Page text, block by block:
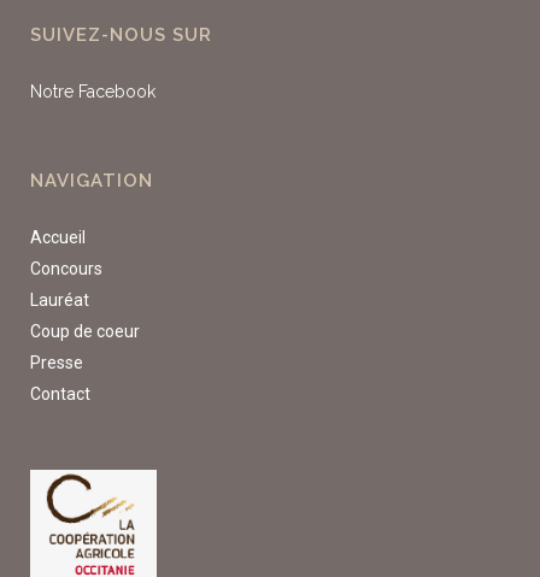
SUIVEZ-NOUS SUR
Notre Facebook
NAVIGATION
Accueil
Concours
Lauréat
Coup de coeur
Presse
Contact